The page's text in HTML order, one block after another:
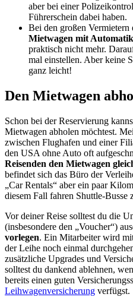
aber bei einer
Führerschein dabei haben.
Bei den großen
Mietwagen mit
praktisch nicht mehr.
mal einstellen. Aber keine
ganz leicht!
Den Mietwagen
Schon bei der Reservierung
Mietwagen abholen möchtest.
zwischen Flughafen und einer
den USA ohne Auto oft
Reisenden den Mietwagen
befindet sich das Büro der
„Car Rentals“ aber ein paar
diesem Fall fahren Shuttle-Busse
Vor deiner Reise solltest du die
(insbesondere den „Voucher“)
vorlegen. Ein Mitarbeiter wird
der Leihe noch einmal
zusätzliche Upgrades und
solltest du dankend ablehnen,
bereits einen guten
Leihwagenversicherung verfügst.